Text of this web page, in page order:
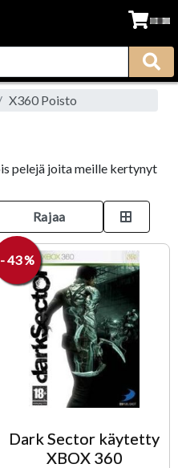
X360 Poisto
pelejä joita meille kertynyt
Rajaa
Dark Sector käytetty
XBOX 360
- 43 %